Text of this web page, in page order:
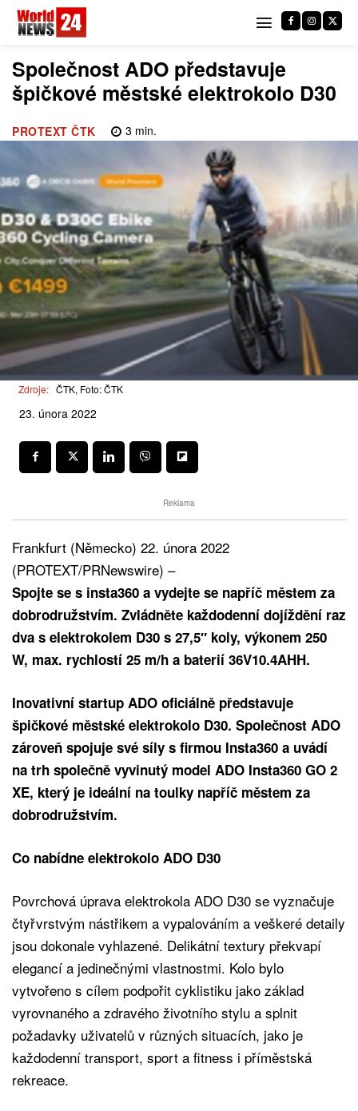
Společnost ADO představuje
špičkové městské elektrokolo D30
PROTEXT ČTK 3 min.
Zdroje: ČTK, Foto: ČTK
23. února 2022
Reklama
Frankfurt (Německo) 22. února 2022
(PROTEXT/PRNewswire) –
Spojte se s insta360 a vydejte se napříč městem za
dobrodružstvím. Zvládněte každodenní dojíždění raz
dva s elektrokolem D30 s 27,5″ koly, výkonem 250
W, max. rychlostí 25 m/h a baterií 36V10.4AHH.
Inovativní startup ADO oficiálně představuje
špičkové městské elektrokolo D30. Společnost ADO
zároveň spojuje své síly s firmou Insta360 a uvádí
na trh společně vyvinutý model ADO Insta360 GO 2
XE, který je ideální na toulky napříč městem za
dobrodružstvím.
Co nabídne elektrokolo ADO D30
Povrchová úprava elektrokola ADO D30 se vyznačuje
čtyřvrstvým nástřikem a vypalováním a veškeré detaily
jsou dokonale vyhlazené. Delikátní textury překvapí
elegancí a jedinečnými vlastnostmi. Kolo bylo
vytvořeno s cílem podpořit cyklistiku jako základ
vyrovnaného a zdravého životního stylu a splnit
požadavky uživatelů v různých situacích, jako je
každodenní transport, sport a fitness i příměstská
rekreace.